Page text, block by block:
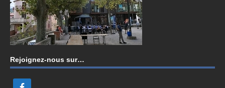
Rejoignez-nous sur…